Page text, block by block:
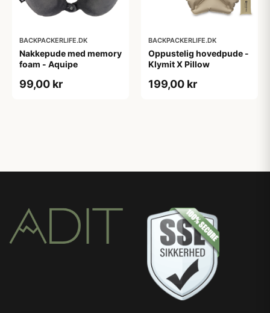
BACKPACKERLIFE.DK
Nakkepude med memory
foam - Aquipe
99,00 kr
BACKPACKERLIFE.DK
Oppustelig hovedpude -
Klymit X Pillow
199,00 kr